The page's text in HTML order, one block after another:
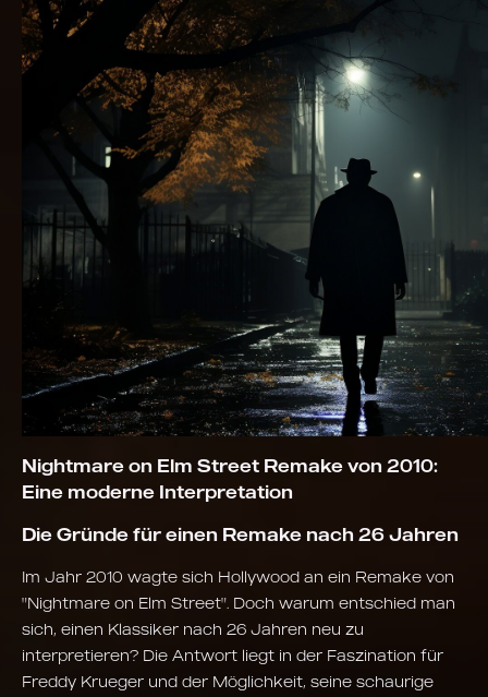
Nightmare on Elm Street Remake von 2010:
Eine moderne Interpretation
Die Gründe für einen Remake nach 26 Jahren
Im Jahr 2010 wagte sich Hollywood an ein Remake von
"Nightmare on Elm Street". Doch warum entschied man
sich, einen Klassiker nach 26 Jahren neu zu
interpretieren? Die Antwort liegt in der Faszination für
Freddy Krueger und der Möglichkeit, seine schaurige